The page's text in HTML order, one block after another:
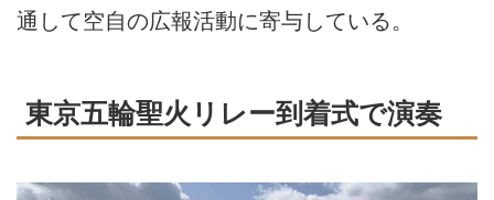
通して空自の広報活動に寄与している。
東京五輪聖火リレー到着式で演奏